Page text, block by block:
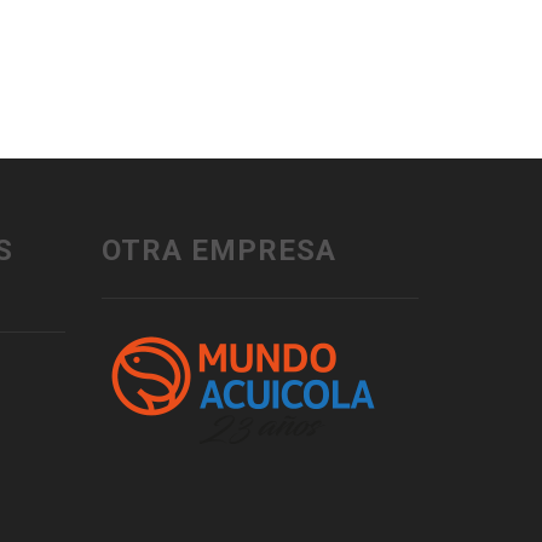
OTRA EMPRESA